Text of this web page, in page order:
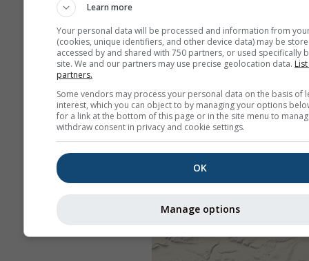
Learn more
Your personal data will be processed and information from
(cookies, unique identifiers, and other device data) may be
accessed by and shared with 750 partners, or used specifically
site. We and our partners may use precise geolocation data.
partners.
Some vendors may process your personal data on the basis of
interest, which you can object to by managing your options
for a link at the bottom of this page or in the site menu to
withdraw consent in privacy and cookie settings.
OK
Manage options